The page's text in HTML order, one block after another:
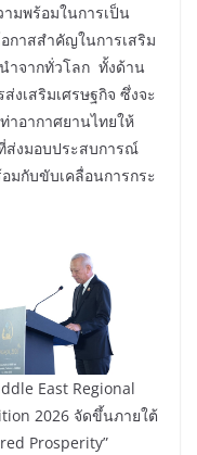
มพร้อมในการเป็น
าสสำคัญในการเสริม
ำจากทั่วโลก ทั้งด้าน
งเสริมเศรษฐกิจ ซึ่งจะ
าอากาศยานไทยให้
ส่งมอบประสบการณ์
มกับขับเคลื่อนการกระ
East Regional
2026 จัดขึ้นภายใต้
Prosperity”